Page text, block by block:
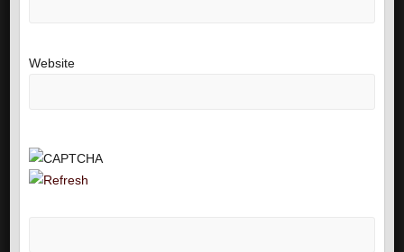
Website